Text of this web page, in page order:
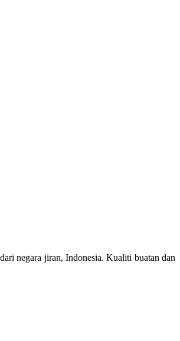
negara jiran, Indonesia. Kualiti buatan dan